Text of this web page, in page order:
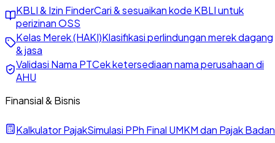
KBLI & Izin FinderCari & sesuaikan kode KBLI untuk
perizinan OSS
Kelas Merek (HAKI)Klasifikasi perlindungan merek dagang
& jasa
Validasi Nama PTCek ketersediaan nama perusahaan di
AHU
Finansial & Bisnis
Kalkulator PajakSimulasi PPh Final UMKM dan Pajak Badan